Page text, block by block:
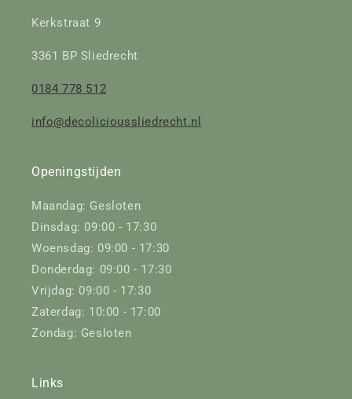
Kerkstraat 9
3361 BP Sliedrecht
0184 778 512
info@decolicioussliedrecht.nl
Openingstijden
Maandag: Gesloten
Dinsdag: 09:00 - 17:30
Woensdag: 09:00 - 17:30
Donderdag: 09:00 - 17:30
Vrijdag: 09:00 - 17:30
Zaterdag: 10:00 - 17:00
Zondag: Gesloten
Links